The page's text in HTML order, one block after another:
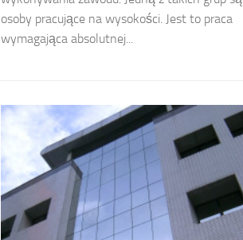
osoby pracujące na wysokości. Jest to praca
wymagająca absolutnej...